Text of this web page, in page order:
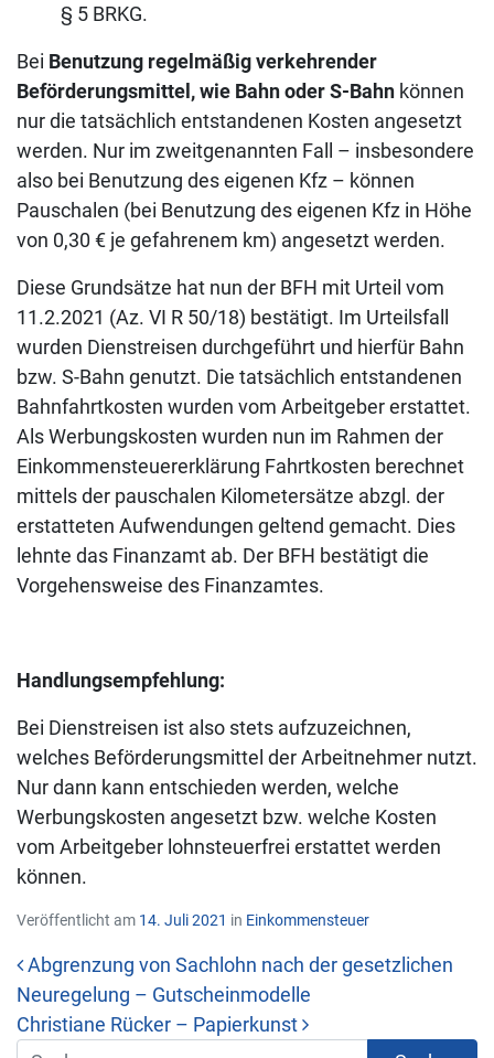
§ 5 BRKG.
Bei Benutzung regelmäßig verkehrender
Beförderungsmittel, wie Bahn oder S-Bahn können
nur die tatsächlich entstandenen Kosten angesetzt
werden. Nur im zweitgenannten Fall – insbesondere
also bei Benutzung des eigenen Kfz – können
Pauschalen (bei Benutzung des eigenen Kfz in Höhe
von 0,30 € je gefahrenem km) angesetzt werden.
Diese Grundsätze hat nun der BFH mit Urteil vom
11.2.2021 (Az. VI R 50/18) bestätigt. Im Urteilsfall
wurden Dienstreisen durchgeführt und hierfür Bahn
bzw. S-Bahn genutzt. Die tatsächlich entstandenen
Bahnfahrtkosten wurden vom Arbeitgeber erstattet.
Als Werbungskosten wurden nun im Rahmen der
Einkommensteuererklärung Fahrtkosten berechnet
mittels der pauschalen Kilometersätze abzgl. der
erstatteten Aufwendungen geltend gemacht. Dies
lehnte das Finanzamt ab. Der BFH bestätigt die
Vorgehensweise des Finanzamtes.
Handlungsempfehlung:
Bei Dienstreisen ist also stets aufzuzeichnen,
welches Beförderungsmittel der Arbeitnehmer nutzt.
Nur dann kann entschieden werden, welche
Werbungskosten angesetzt bzw. welche Kosten
vom Arbeitgeber lohnsteuerfrei erstattet werden
können.
Veröffentlicht am 14. Juli 2021 in Einkommensteuer
Beitrags-Navigation
Abgrenzung von Sachlohn nach der gesetzlichen
Neuregelung – Gutscheinmodelle
Christiane Rücker – Papierkunst
Suche